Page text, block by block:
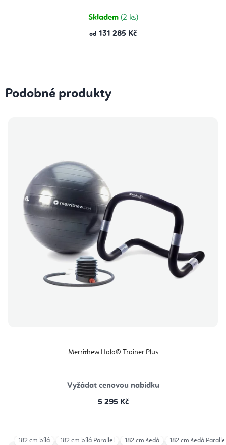
Skladem (2 ks)
od 131 285 Kč
Podobné produkty
Merrithew Halo® Trainer Plus
Vyžádat cenovou nabídku
5 295 Kč
182 cm bílá 182 cm bílá Parallel 182 cm šedá 182 cm šedá